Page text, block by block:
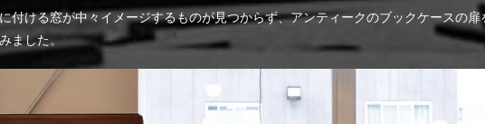
付ける窓が中々イメージするものが見つからず、アンティークのブックケースの扉
ました。